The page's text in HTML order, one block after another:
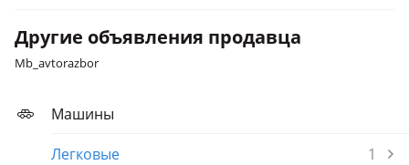
Другие объявления продавца
Mb_avtorazbor
Машины
Легковые
1